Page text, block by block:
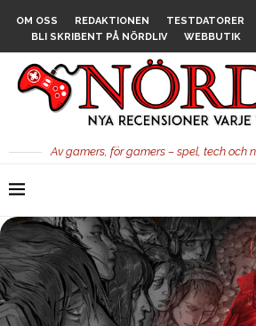
OM OSS REDAKTIONEN TESTDATORER
BLI SKRIBENT PÅ NÖRDLIV
WEBBUTIK
Av gamers, för gamers – spel, tech och